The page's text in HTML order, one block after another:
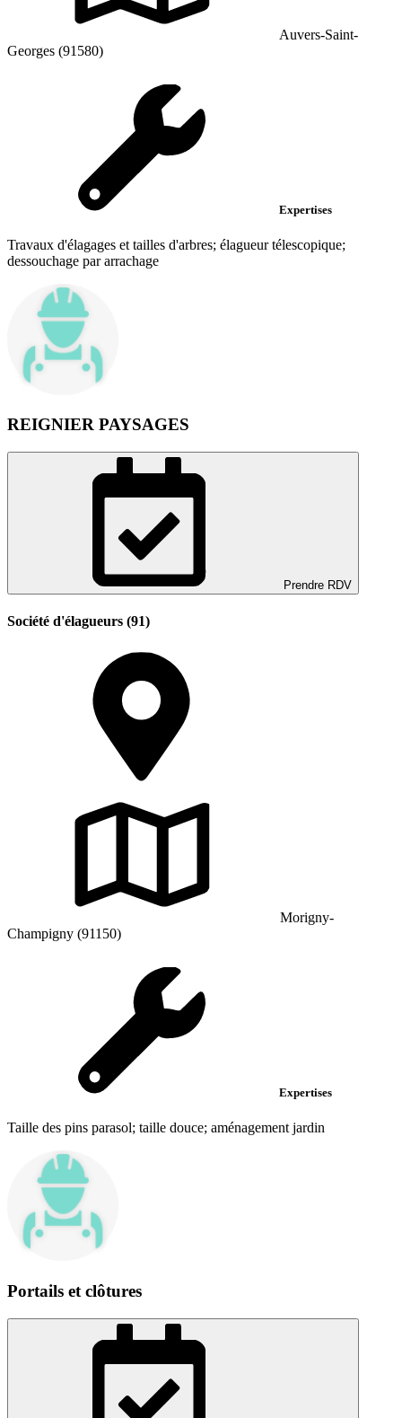
Auvers-Saint-
Georges (91580)
Expertises
Travaux d'élagages et tailles d'arbres; élagueur télescopique;
dessouchage par arrachage
REIGNIER PAYSAGES
Prendre RDV
Société d'élagueurs (91)
Morigny-
Champigny (91150)
Expertises
Taille des pins parasol; taille douce; aménagement jardin
Portails et clôtures